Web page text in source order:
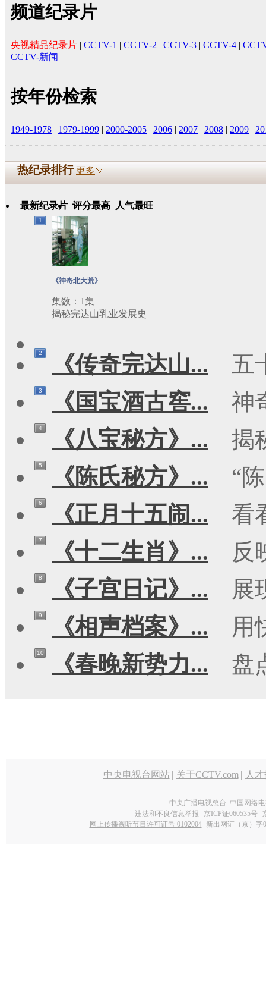
频道纪录片
央视精品纪录片 | CCTV-1 | CCTV-2 | CCTV-3 | CCTV-4 |
CCTV-新闻
按年份检索
1949-1978 | 1979-1999 | 2000-2005 | 2006 | 2007 | 2008 | 2009 |
热纪录排行 更多
最新纪录片 评分最高 人气最旺
1
《神奇北大荒》
集数：1集
揭秘完达山乳业发展史
2 《传奇完达山... 五
3 《国宝酒古窖... 神
4 《八宝秘方》... 揭
5 《陈氏秘方》... “
6 《正月十五闹... 看
7 《十二生肖》... 反
8 《子宫日记》... 展
9 《相声档案》... 用
10 《春晚新势力... 盘
中央电视台网站 | 关于CCTV.com | 人
中央广播电视总台 中国网络
违法和不良信息举报
京ICP证060535号
网上传播视听节目许可证号 0102004 新出网证（京）